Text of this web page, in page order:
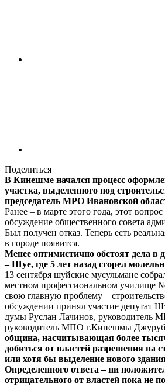
Поделиться
В Кинешме начался процесс
участка, выделенного под
председатель МРО Ивановской
Ранее – в марте этого года, этот
обсуждение общественного совета
Был получен отказ. Теперь есть
в городе появится.
Менее оптимистично обстоят дела в
– Шуе, где 5 лет назад сгорел
13 сентября шуйские мусульмане
местном профессиональном училище
свою главную проблему –
обсуждении принял участие депутат
думы Руслан Лачинов, руководитель
руководитель МПО г.Кинешмы
община, насчитывающая более
добиться от властей разрешения на
или хотя бы выделение нового
Определенного ответа – ни
отрицательного от властей пока не